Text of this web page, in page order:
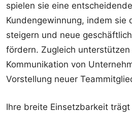
spielen sie eine
Kundengewinnung, indem sie
steigern und neue
fördern. Zugleich
Kommunikation von
Vorstellung neuer
Ihre breite Einsetzbarkeit trägt